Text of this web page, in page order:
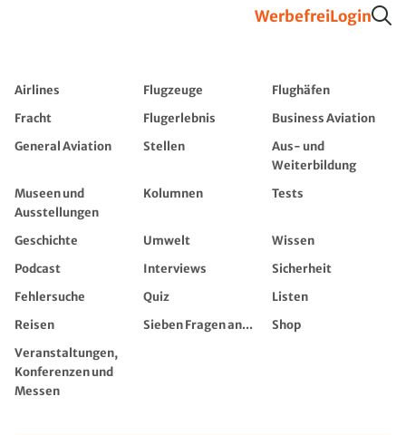
WerbefreiLogin
Airlines Flugzeuge
Flughäfen
Fracht
Flugerlebnis
Business Aviation
General Aviation
Stellen
Aus- und
Weiterbildung
Museen und
Ausstellungen
Kolumnen Tests
Geschichte Umwelt
Wissen
Podcast
Interviews
Sicherheit
Fehlersuche
Quiz
Listen
Reisen
Sieben Fragen an...
Shop
Veranstaltungen,
Konferenzen und
Messen